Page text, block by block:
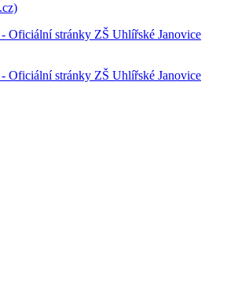
Oficiální stránky ZŠ Uhlířské Janovice
Oficiální stránky ZŠ Uhlířské Janovice